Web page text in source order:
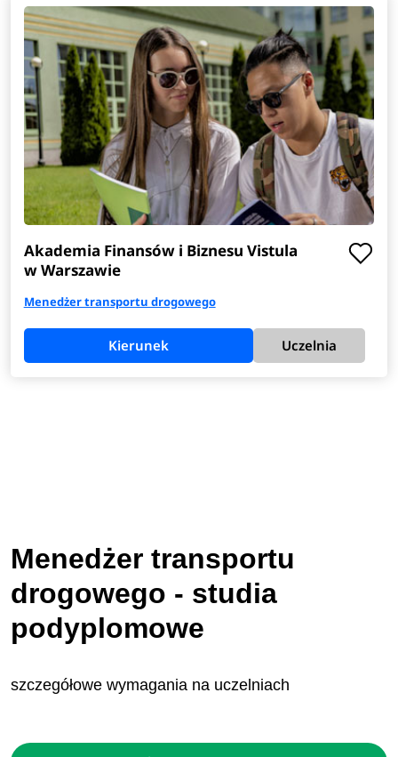
Akademia Finansów i Biznesu Vistula
w Warszawie
Menedżer transportu drogowego
Kierunek Uczelnia
Menedżer transportu
drogowego - studia
podyplomowe
szczegółowe wymagania na uczelniach